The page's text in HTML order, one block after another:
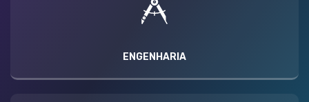
ENGENHARIA